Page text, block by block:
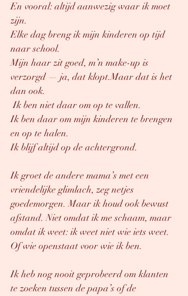
En vooral: altijd aanwezig waar ik moet
zijn.
Elke dag breng ik mijn kinderen op tijd
naar school.
Mijn haar zit goed, m’n make-up is
verzorgd — ja, dat klopt.Maar dat is het
dan ook.
Ik ben niet daar om op te vallen.
Ik ben daar om mijn kinderen te brengen
en op te halen.
Ik blijf altijd op de achtergrond.
Ik groet de andere mama’s met een
vriendelijke glimlach, zeg netjes
goedemorgen. Maar ik houd ook bewust
afstand. Niet omdat ik me schaam, maar
omdat ik weet: ik weet niet wie iets weet.
Of wie openstaat voor wie ik ben.
Ik heb nog nooit geprobeerd om klanten
te zoeken tussen de papa’s of de